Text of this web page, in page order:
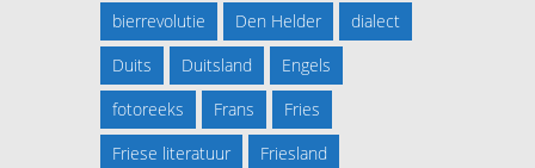
bierrevolutie
Den Helder
dialect
Duits
Duitsland
Engels
fotoreeks
Frans
Fries
Friese literatuur
Friesland